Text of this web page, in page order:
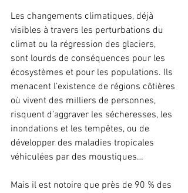
Les changements climatiques, déjà
visibles à travers les perturbations du
climat ou la régression des glaciers,
sont lourds de conséquences pour les
écosystèmes et pour les populations. Ils
menacent l’existence de régions côtières
où vivent des milliers de personnes,
risquent d’aggraver les sécheresses, les
inondations et les tempêtes, ou de
développer des maladies tropicales
véhiculées par des moustiques…
Mais il est notoire que près de 90 % des